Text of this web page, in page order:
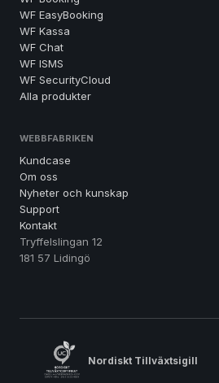
WF EasyBooking
WF Kassa
WF Chat
WF ISMS
WF SecurityCloud
Alla produkter
WEBBFABRIKEN
Kundcase
Om oss
Nyheter och kunskap
Support
Kontakt
Tryffelslingan 12
181 57 Lidingö
Nordiskt Tillväxtsigill